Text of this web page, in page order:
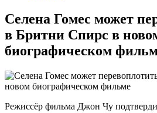
Селена Гомес может
в Бритни Спирс в
биографическом
Режиссёр фильма Джон Чу